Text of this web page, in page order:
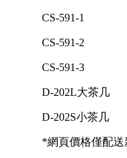
CS-591-1
CS-591-2
CS-591-3
D-202L大茶几
D-202S小茶几
*網頁價格僅配